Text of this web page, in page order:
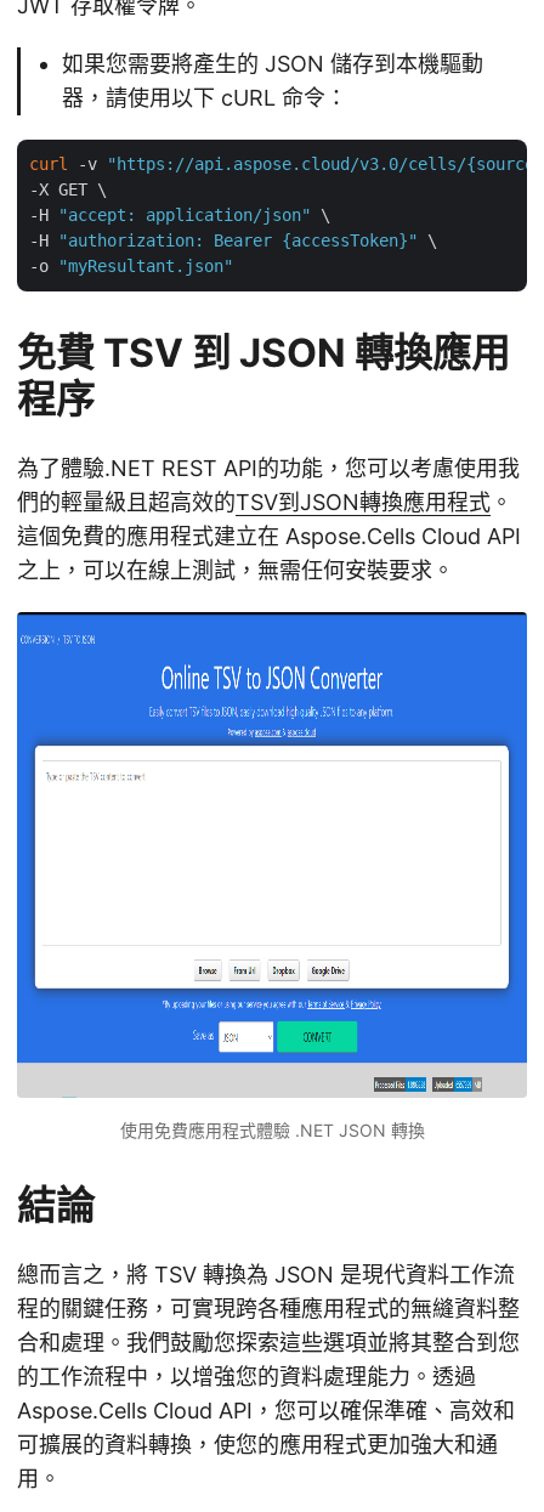
JWT 存取權令牌。
如果您需要將產生的 JSON 儲存到本機驅動
器，請使用以下 cURL 命令：
curl -v
"https://api.aspose.cloud/v3.0/cells/
-X GET \
-H
"accept: application/json"
\
-H
"authorization: Bearer {accessToken}"
\
-o
"myResultant.json"
免費 TSV 到 JSON 轉換應用
程序
為了體驗.NET REST API的功能，您可以考慮使用我
們的輕量級且超高效的TSV到JSON轉換應用程式 。
這個免費的應用程式建立在 Aspose.Cells Cloud API
之上，可以在線上測試，無需任何安裝要求。
使用免費應用程式體驗 .NET JSON 轉換
結論
總而言之，將 TSV 轉換為 JSON 是現代資料工作流
程的關鍵任務，可實現跨各種應用程式的無縫資料整
合和處理。我們鼓勵您探索這些選項並將其整合到您
的工作流程中，以增強您的資料處理能力。透過
Aspose.Cells Cloud API，您可以確保準確、高效和
可擴展的資料轉換，使您的應用程式更加強大和通
用。